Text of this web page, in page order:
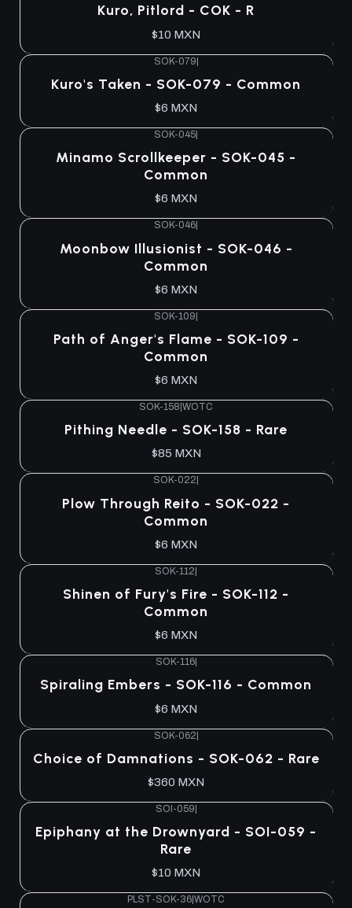
Kuro, Pitlord - COK - R
$10 MXN
SOK-079|
Kuro's Taken - SOK-079 - Common
$6 MXN
SOK-045
Minamo Scrollkeeper - SOK-045 -
Common
$6 MXN
SOK-046
Moonbow Illusionist - SOK-046 -
Common
$6 MXN
SOK-109|
Path of Anger's Flame - SOK-109 -
Common
$6 MXN
SOK-158 WOTC
Pithing Needle - SOK-158 - Rare
$85 MXN
SOK-022
Plow Through Reito - SOK-022 -
Common
$6 MXN
SOK-112|
Shinen of Fury's Fire - SOK-112 -
Common
$6 MXN
SOK-116|
Spiraling Embers - SOK-116 - Common
$6 MXN
SOK-062|
Choice of Damnations - SOK-062 - Rare
$360 MXN
SOI-059
Epiphany at the Drownyard - SOI-059 -
Rare
$10 MXN
PLST-SOK-36 WOTC